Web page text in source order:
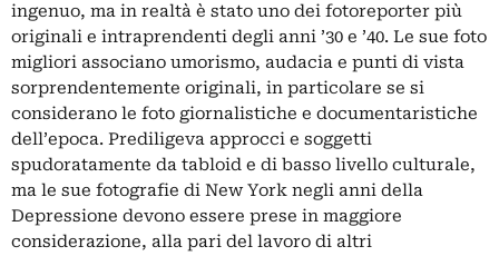
ingenuo, ma in realtà è stato uno dei fotoreporter più
originali e intraprendenti degli anni ’30 e ’40. Le sue foto
migliori associano umorismo, audacia e punti di vista
sorprendentemente originali, in particolare se si
considerano le foto giornalistiche e documentaristiche
dell’epoca. Prediligeva approcci e soggetti
spudoratamente da tabloid e di basso livello culturale,
ma le sue fotografie di New York negli anni della
Depressione devono essere prese in maggiore
considerazione, alla pari del lavoro di altri